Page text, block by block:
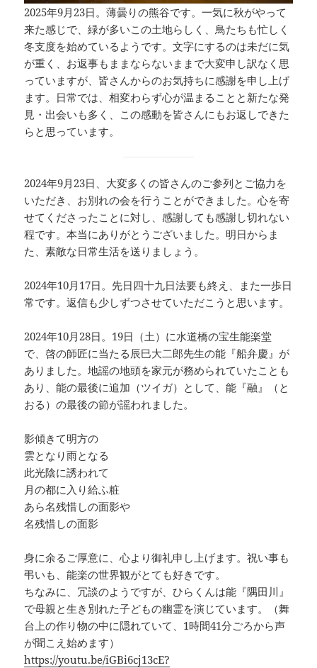
2025年9月23日。薄曇りの熊谷です。一気に秋がやって
来た感じで、緑が多いこの土地らしく、鳥たちも忙しく
冬支度を始めているようです。文字にするのは未だに気
が重く、お返事もままならないままで大変申し訳なく思
っていますが、皆さんからのお気持ちに感謝を申し上げ
ます。日常では、相変わらず心が温まることと新たな発
見・出会いも多く、この感動を皆さんにもお返しできた
らと思っています。
2024年9月23日、大変多くの皆さんのご参列とご協力を
いただき、お別れの会を行うことができました。心を寄
せてくださったことに対し、感謝しても感謝し切れない
程です。本当にありがとうございました。明日からま
た、素敵な日常生活を送りましょう。
2024年10月17日。先日四十九日法要も終え、また一歩日
常です。返信も少しずつさせていただこうと思います。
2024年10月28日。19日（土）に水道橋の宝生能楽堂
で、啓の師匠に当たる辰巳大二郎先生の能『船弁慶』が
ありました。地謡の地頭を家元が務められていたことも
あり、能の最後に追加（ツイガ）として、能『融』（と
おる）の最後の節が謡われました。
影傾きて明方の
雲となり雨となる
此光陰に誘われて
月の都に入り給ふ粧
あら名残惜しの面影や
名残惜しの面影
身に余るご厚意に、心より御礼申し上げます。祝い事も
弔いも、能楽の世界観がとても好きです。
ちなみに、冗談のようですが、ひらくんは能『隅田川』
で母親と生き別れた子どもの幽霊を演じています。（舞
台上の作り物の中に隠れていて、1時間41分ごろから声
が聞こえ始めます）
https://youtu.be/iGBi6cj13cE?